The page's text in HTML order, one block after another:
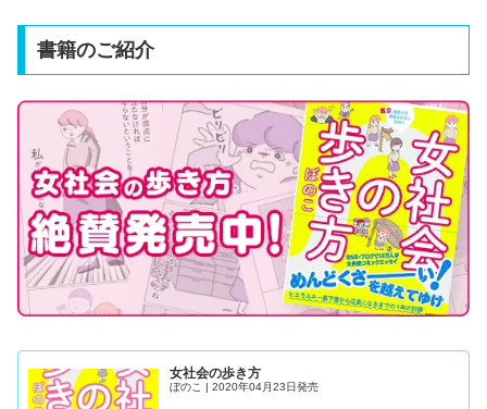
書籍のご紹介
女社会の歩き方
ぼのこ | 2020年04月23日発売